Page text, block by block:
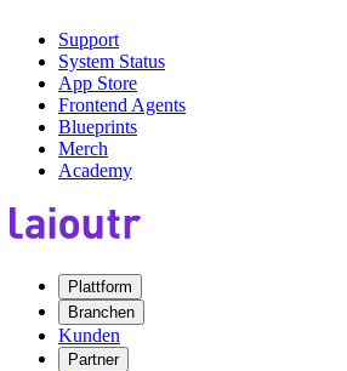
Support
System Status
App Store
Frontend Agents
Blueprints
Merch
Academy
Plattform
Branchen
Kunden
Partner